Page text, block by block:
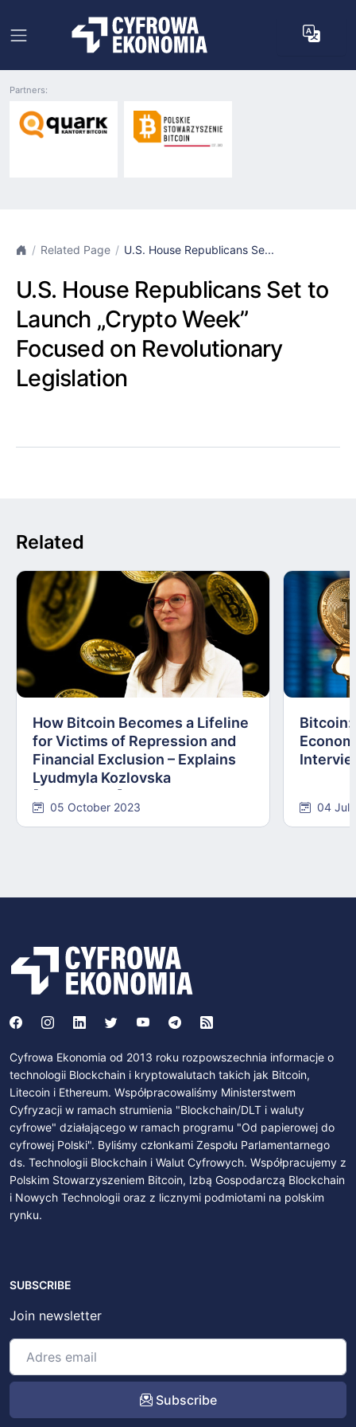
Partners:
Related Page U.S. House Republicans Se...
U.S. House Republicans Set to
Launch „Crypto Week”
Focused on Revolutionary
Legislation
Related
How Bitcoin Becomes a Lifeline
for Victims of Repression and
Financial Exclusion – Explains
Lyudmyla Kozlovska
05 October 2023
Bitcoin:
04
Cyfrowa Ekonomia od 2013 roku rozpowszechnia informacje o
technologii Blockchain i kryptowalutach takich jak Bitcoin,
Litecoin i Ethereum. Współpracowaliśmy Ministerstwem
Cyfryzacji w ramach strumienia "Blockchain/DLT i waluty
cyfrowe" działającego w ramach programu "Od papierowej do
cyfrowej Polski". Byliśmy członkami Zespołu Parlamentarnego
ds. Technologii Blockchain i Walut Cyfrowych. Współpracujemy z
Polskim Stowarzyszeniem Bitcoin, Izbą Gospodarczą Blockchain
i Nowych Technologii oraz z licznymi podmiotami na polskim
rynku.
SUBSCRIBE
Join newsletter
Subscribe